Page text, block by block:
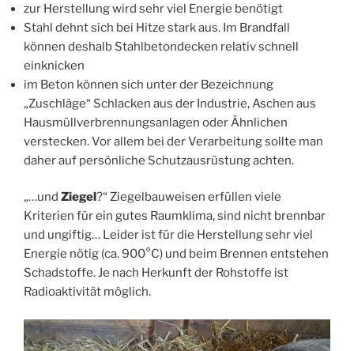
zur Herstellung wird sehr viel Energie benötigt
Stahl dehnt sich bei Hitze stark aus. Im Brandfall
können deshalb Stahlbetondecken relativ schnell
einknicken
im Beton können sich unter der Bezeichnung
„Zuschläge“ Schlacken aus der Industrie, Aschen aus
Hausmüllverbrennungsanlagen oder Ähnlichen
verstecken. Vor allem bei der Verarbeitung sollte man
daher auf persönliche Schutzausrüstung achten.
„…und Ziegel ?“ Ziegelbauweisen erfüllen viele
Kriterien für ein gutes Raumklima, sind nicht brennbar
und ungiftig… Leider ist für die Herstellung sehr viel
Energie nötig (ca. 900°C) und beim Brennen entstehen
Schadstoffe. Je nach Herkunft der Rohstoffe ist
Radioaktivität möglich.